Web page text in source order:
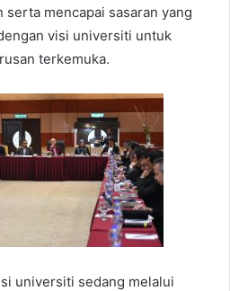
serta mencapai sasaran yang
visi universiti untuk
terkemuka.
universiti sedang melalui